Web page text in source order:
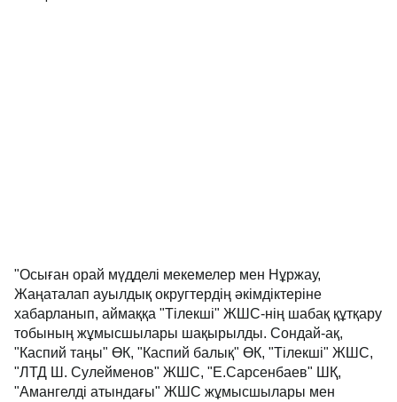
"Осыған орай мүдделі мекемелер мен Нұржау,
Жаңаталап ауылдық округтердің әкімдіктеріне
хабарланып, аймаққа "Тілекші" ЖШС-нің шабақ құтқару
тобының жұмысшылары шақырылды. Сондай-ақ,
"Каспий таңы" ӨК, "Каспий балық" ӨК, "Тілекші" ЖШС,
"ЛТД Ш. Сулейменов" ЖШС, "Е.Сарсенбаев" ШҚ,
"Амангелді атындағы" ЖШС жұмысшылары мен